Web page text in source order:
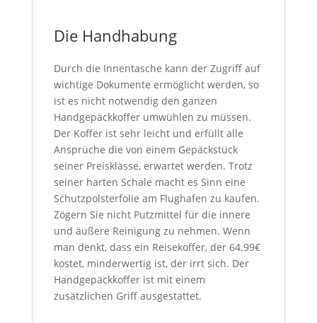
Die Handhabung
Durch die Innentasche kann der Zugriff auf
wichtige Dokumente ermöglicht werden, so
ist es nicht notwendig den ganzen
Handgepäckkoffer umwühlen zu müssen.
Der Koffer ist sehr leicht und erfüllt alle
Ansprüche die von einem Gepäckstück
seiner Preisklasse, erwartet werden. Trotz
seiner harten Schale macht es Sinn eine
Schutzpolsterfolie am Flughafen zu kaufen.
Zögern Sie nicht Putzmittel für die innere
und äußere Reinigung zu nehmen. Wenn
man denkt, dass ein Reisekoffer, der 64.99€
kostet, minderwertig ist, der irrt sich. Der
Handgepäckkoffer ist mit einem
zusätzlichen Griff ausgestattet.